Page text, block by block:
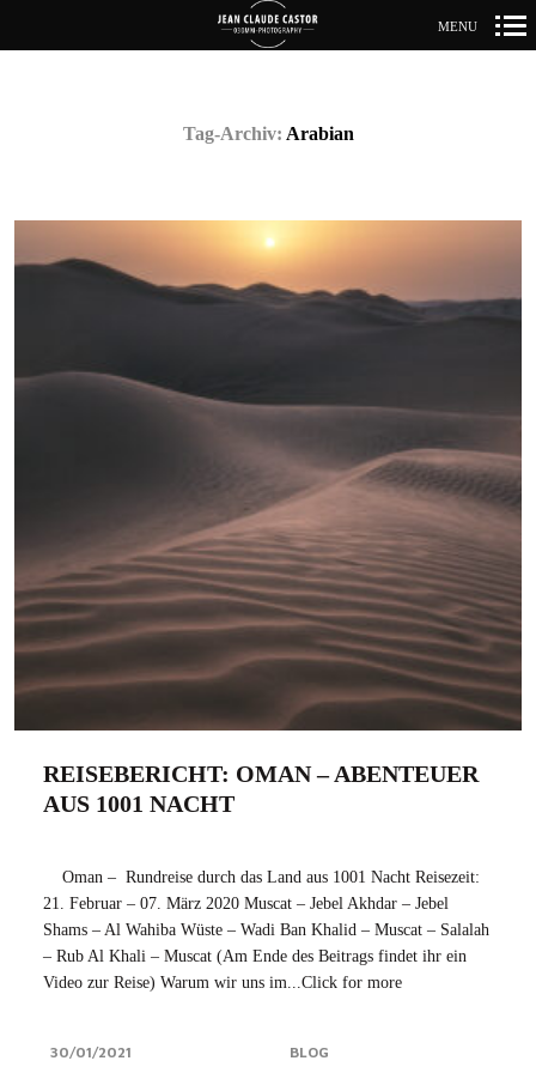
MENU
Tag-Archiv: Arabian
REISEBERICHT: OMAN – ABENTEUER
AUS 1001 NACHT
Oman – Rundreise durch das Land aus 1001 Nacht Reisezeit:
21. Februar – 07. März 2020 Muscat – Jebel Akhdar – Jebel
Shams – Al Wahiba Wüste – Wadi Ban Khalid – Muscat – Salalah
– Rub Al Khali – Muscat (Am Ende des Beitrags findet ihr ein
Video zur Reise) Warum wir uns im...Click for more
30/01/2021 BLOG